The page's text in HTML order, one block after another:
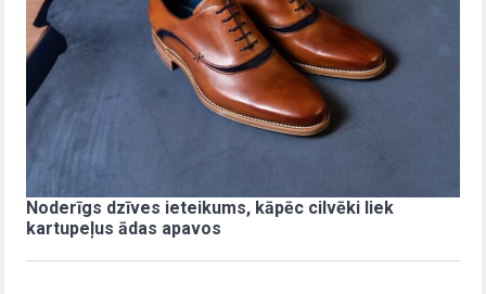
Noderīgs dzīves ieteikums, kāpēc cilvēki liek
kartupeļus ādas apavos